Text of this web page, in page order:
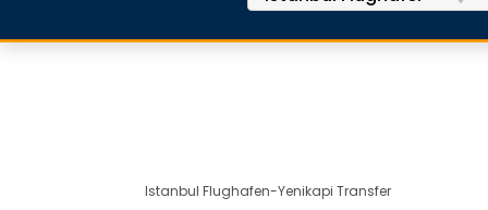
Istanbul Flughafen-Yenikapi Transfer